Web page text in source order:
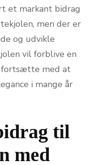
et markant bidrag
men der er
og udvikle
vil forblive en
fortsætte med at
i mange år
til
med